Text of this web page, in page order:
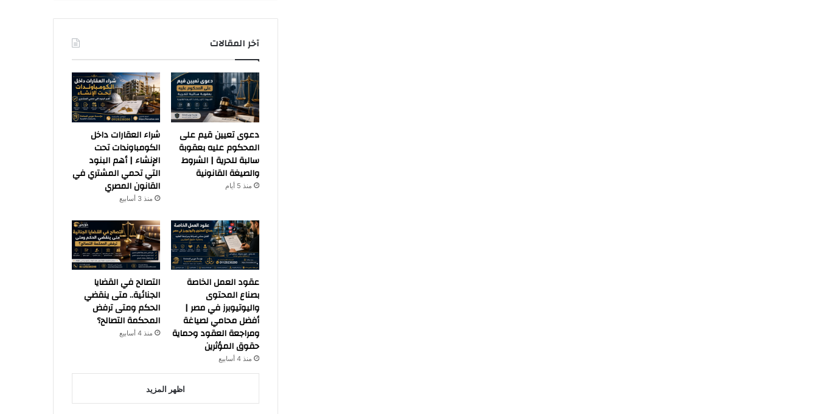
آخر المقالات
دعوى تعيين قيم على
المحكوم عليه بعقوبة
سالبة للحرية | الشروط
والصيغة القانونية
منذ 5 أيام
شراء العقارات داخل
الكومباوندات تحت
الإنشاء | أهم البنود
التي تحمي المشتري في
القانون المصري
منذ 3 أسابيع
عقود العمل الخاصة
بصناع المحتوى
واليوتيوبرز في مصر |
أفضل محامي لصياغة
ومراجعة العقود وحماية
حقوق المؤثرين
منذ 4 أسابيع
التصالح في القضايا
الجنائية.. متى ينقضي
الحكم ومتى ترفض
المحكمة التصالح؟
منذ 4 أسابيع
اظهر المزيد